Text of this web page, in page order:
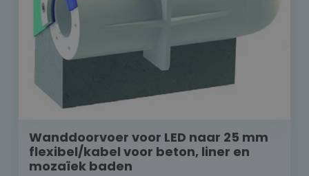
Wanddoorvoer voor LED naar 25 mm
flexibel/kabel voor beton, liner en
mozaïek baden